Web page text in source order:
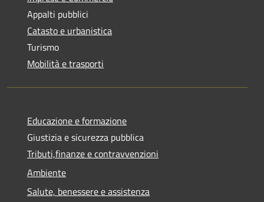
Appalti pubblici
Catasto e urbanistica
Turismo
Mobilità e trasporti
Educazione e formazione
Giustizia e sicurezza pubblica
Tributi,finanze e contravvenzioni
Ambiente
Salute, benessere e assistenza